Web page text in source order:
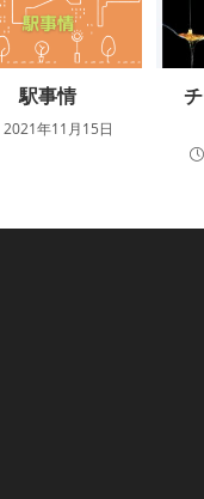
駅事情
2021年11月15日